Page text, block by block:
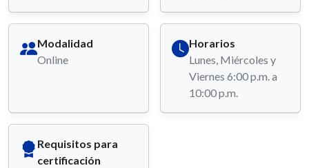
Modalidad
Online
Horarios
Lunes, Miércoles y
Viernes 6:00 p.m. a
10:00 p.m.
Requisitos para
certificación